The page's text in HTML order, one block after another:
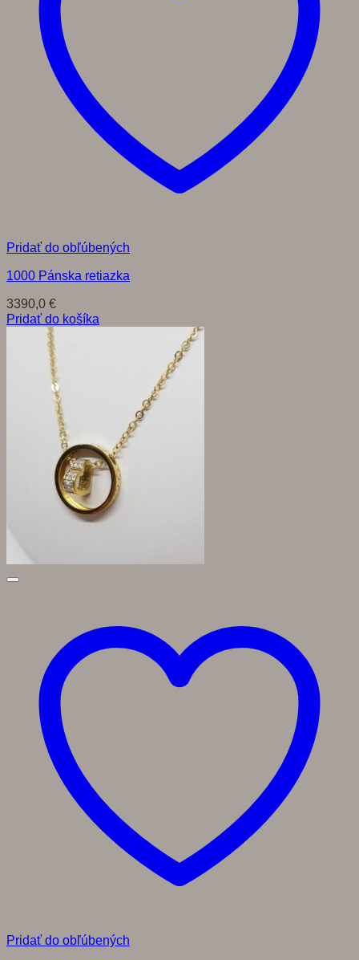
Pridať do obľúbených
1000 Pánska retiazka
3390,0 €
Pridať do košíka
Pridať do obľúbených